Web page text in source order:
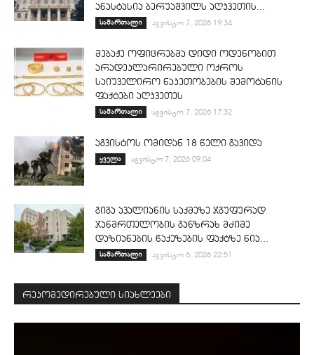
ანასტასია ბერუაშვილს აღკვეთის...
სამართალი აგვისტო 7, 2026 19:34
მებაჟე ოფიცრებმა დიდი ოდენობით
არადეკლარირებული ოქროს
საიუველირო ნაკეთობების შემოტანის
ფაქტები აღკვეთეს
სამართალი აგვისტო 7, 2026 17:32
აგვისტოს ომიდან 18 წელი გავიდა
ყველა აგვისტო 7, 2026 09:04
გიგა ავალიანის საქმეზე ჯგუფურად
ჯანმრთელობის განზრახ მძიმე
დაზიანების წაქეზების ფაქტზე ნია...
სამართალი აგვისტო 6, 2026 22:51
რეკომედირებული სიახლეები